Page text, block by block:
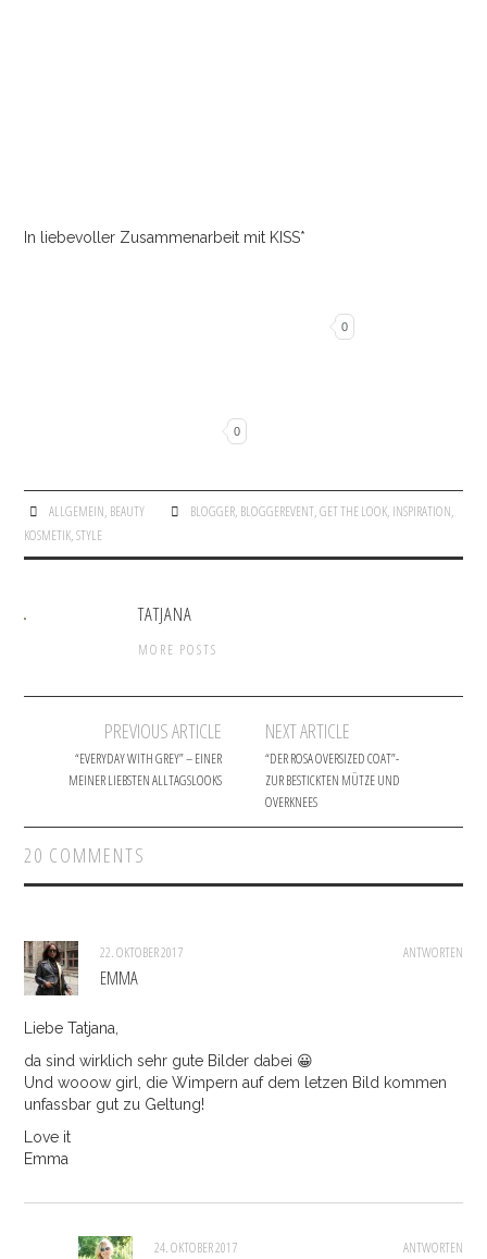
In liebevoller Zusammenarbeit mit KISS*
0
0
ALLGEMEIN, BEAUTY BLOGGER, BLOGGEREVENT,GET THE LOOK, INSPIRATION,
KOSMETIK,STYLE
TATJANA
MORE POSTS
Post navigation
PREVIOUS ARTICLE
“EVERYDAY WITH GREY” – EINER
MEINER LIEBSTEN ALLTAGSLOOKS
NEXT ARTICLE
“DER ROSA OVERSIZED COAT”-
ZUR BESTICKTEN MÜTZE UND
OVERKNEES
20 COMMENTS
ANTWORTEN
22. OKTOBER 2017
EMMA
Liebe Tatjana,
da sind wirklich sehr gute Bilder dabei 😀
Und wooow girl, die Wimpern auf dem letzen Bild kommen
unfassbar gut zu Geltung!
Love it
Emma
ANTWORTEN
24. OKTOBER 2017